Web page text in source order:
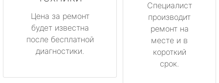
Цена за ремонт
будет известна
после бесплатной
диагностики.
Специалист
производит
ремонт на
месте и в
короткий
срок.